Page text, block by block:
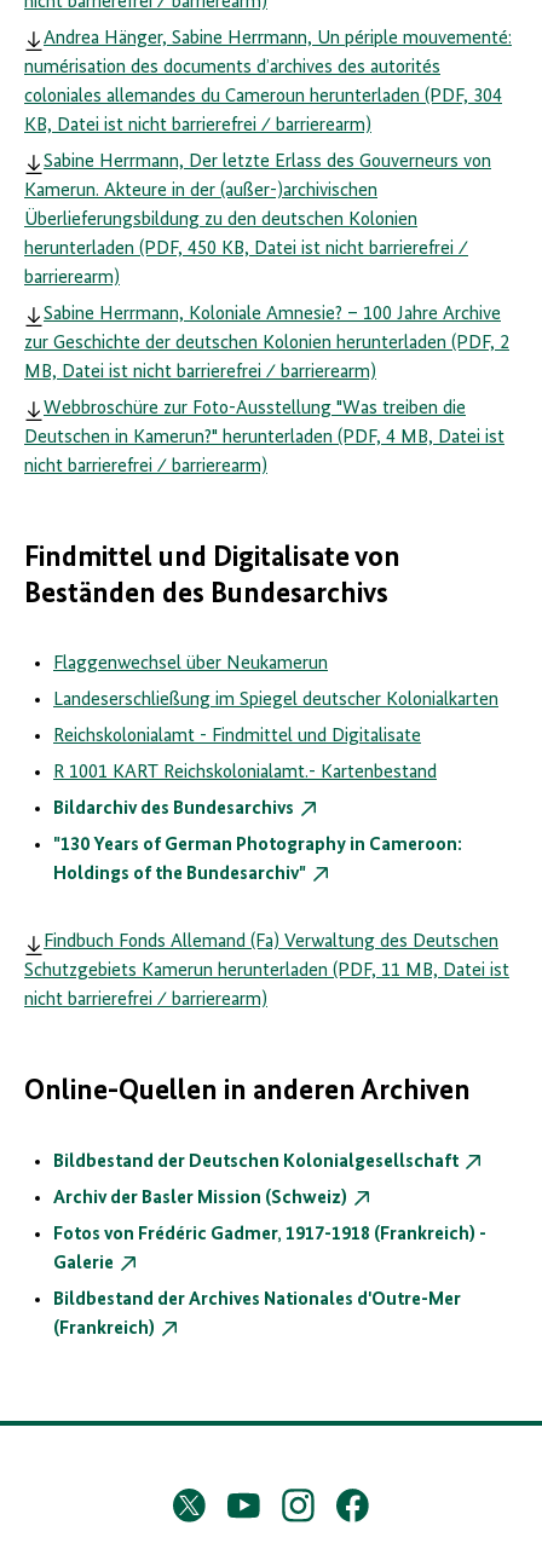
Andrea Hänger, Sabine Herrmann, Un périple mouvementé:
numérisation des documents d’archives des autorités
coloniales allemandes du Cameroun herunterladen (PDF, 304
KB, Datei ist nicht barrierefrei ⁄ barrierearm)
Sabine Herrmann, Der letzte Erlass des Gouverneurs von
Kamerun. Akteure in der (außer-)archivischen
Überlieferungsbildung zu den deutschen Kolonien
herunterladen (PDF, 450 KB, Datei ist nicht barrierefrei ⁄
barrierearm)
Sabine Herrmann, Koloniale Amnesie? – 100 Jahre Archive
zur Geschichte der deutschen Kolonien herunterladen (PDF, 2
MB, Datei ist nicht barrierefrei ⁄ barrierearm)
Webbroschüre zur Foto-Ausstellung "Was treiben die
Deutschen in Kamerun?" herunterladen (PDF, 4 MB, Datei ist
nicht barrierefrei ⁄ barrierearm)
Findmittel und Digitalisate von
Beständen des Bundesarchivs
Flaggenwechsel über Neukamerun
Landeserschließung im Spiegel deutscher Kolonialkarten
Reichskolonialamt - Findmittel und Digitalisate
R 1001 KART Reichskolonialamt.- Kartenbestand
Bildarchiv des Bundesarchivs
"130 Years of German Photography in Cameroon:
Holdings of the Bundesarchiv"
Findbuch Fonds Allemand (Fa) Verwaltung des Deutschen
Schutzgebiets Kamerun herunterladen (PDF, 11 MB, Datei ist
nicht barrierefrei ⁄ barrierearm)
Online-Quellen in anderen Archiven
Bildbestand der Deutschen Kolonialgesellschaft
Archiv der Basler Mission (Schweiz)
Fotos von Frédéric Gadmer, 1917-1918 (Frankreich) -
Galerie
Bildbestand der Archives Nationales d'Outre-Mer
(Frankreich)
D
Twitter
X
YouTubeInstagramFacebook